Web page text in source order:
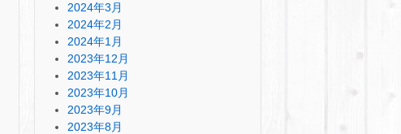
2024年3月
2024年2月
2024年1月
2023年12月
2023年11月
2023年10月
2023年9月
2023年8月